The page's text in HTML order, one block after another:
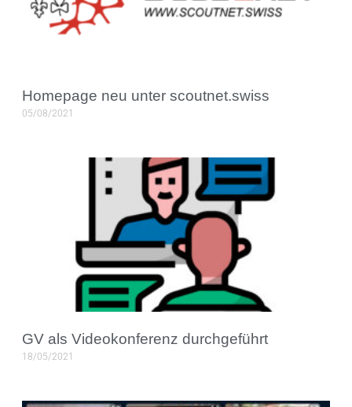
Homepage neu unter scoutnet.swiss
05/08/2021
GV als Videokonferenz durchgeführt
18/05/2021